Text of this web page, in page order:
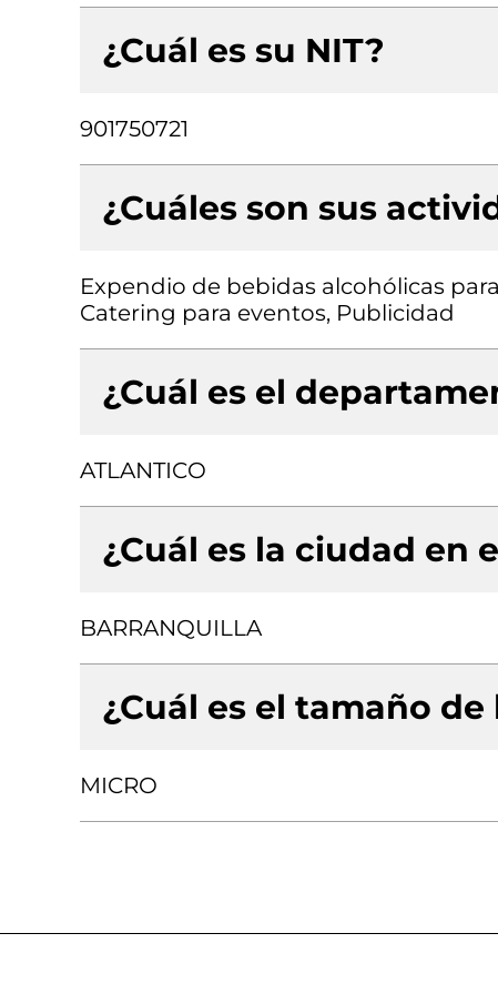
¿Cuál es su NIT?
901750721
¿Cuáles son sus
Expendio de bebidas alcohólicas
Catering para eventos, Publicidad
¿Cuál es el
ATLANTICO
¿Cuál es la ciudad en
BARRANQUILLA
¿Cuál es el tamaño de
MICRO